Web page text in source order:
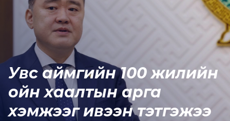
Увс аймгийн 100 жилийн
ойн хаалтын арга
хэмжээг ивээн тэтгэжээ